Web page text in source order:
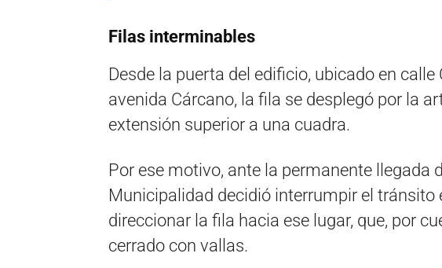
Filas interminables
Desde la puerta del edificio, ubicado en
avenida Cárcano, la fila se desplegó por la
extensión superior a una cuadra.
Por ese motivo, ante la permanente llegada
Municipalidad decidió interrumpir el tránsito
direccionar la fila hacia ese lugar, que, por
cerrado con vallas.